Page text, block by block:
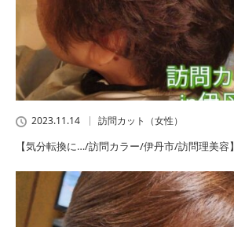
2023.11.14 訪問カット（女性）
【気分転換に…/訪問カラー/伊丹市/訪問理美容】